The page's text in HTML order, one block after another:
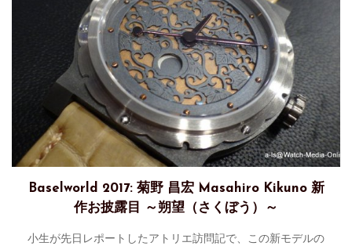
Baselworld 2017: 菊野 昌宏 Masahiro Kikuno 新
作お披露目 ～朔望（さくぼう）～
小生が先日レポートしたアトリエ訪問記で、この新モデルの